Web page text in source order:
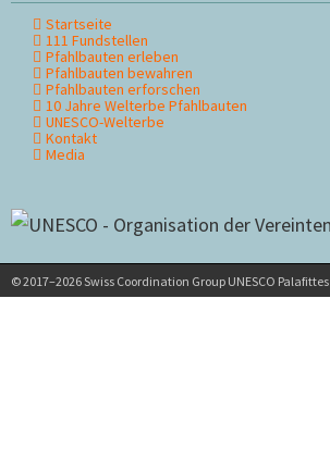
Navigation
überspringen
Startseite
111 Fundstellen
Pfahlbauten erleben
Pfahlbauten bewahren
Pfahlbauten erforschen
10 Jahre Welterbe Pfahlbauten
UNESCO-Welterbe
Kontakt
Media
© 2017–2026 Swiss Coordination Group UNESCO Palafittes